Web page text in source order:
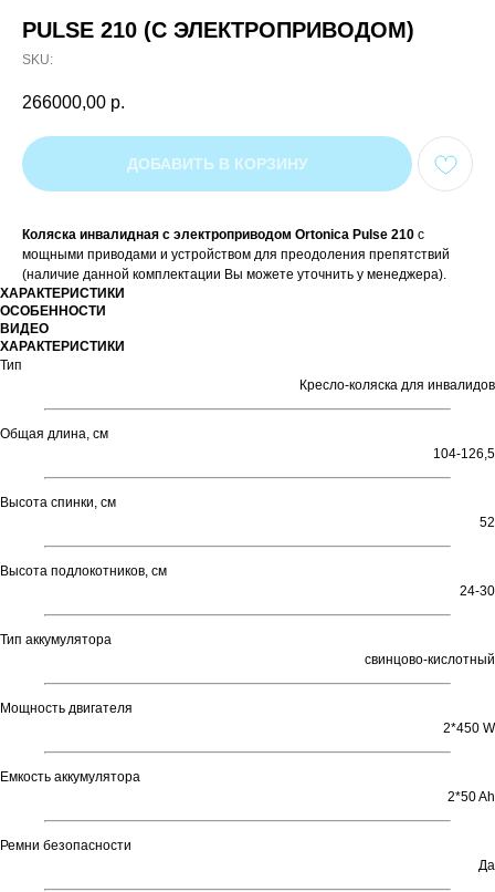
PULSE 210 (С ЭЛЕКТРОПРИВОДОМ)
SKU:
266000,00 р.
ДОБАВИТЬ В КОРЗИНУ
Коляска инвалидная с электроприводом Ortonica Pulse 210 с
мощными приводами и устройством для преодоления препятствий
(наличие данной комплектации Вы можете уточнить у менеджера).
ХАРАКТЕРИСТИКИ
ОСОБЕННОСТИ
ВИДЕО
ХАРАКТЕРИСТИКИ
Тип
Кресло-коляска для инвалидов
Общая длина, см
104-126,5
Высота спинки, см
52
Высота подлокотников, см
24-30
Тип аккумулятора
свинцово-кислотный
Мощность двигателя
2*450 W
Емкость аккумулятора
2*50 Ah
Ремни безопасности
Да